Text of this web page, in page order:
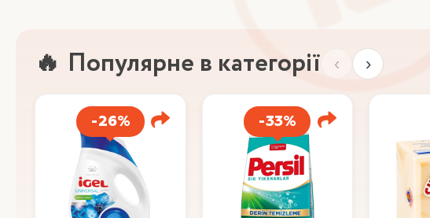
Популярне в категорії ‹ ›
-26% -33%